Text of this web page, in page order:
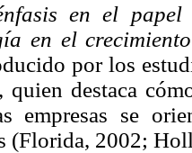
en el
en el
por los
quien destaca
empresas se
(Florida, 2002;